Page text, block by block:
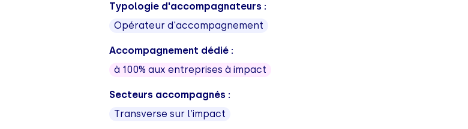
Typologie d'accompagnateurs :
Opérateur d'accompagnement
Accompagnement dédié :
à 100% aux entreprises à impact
Secteurs accompagnés :
Transverse sur l’impact